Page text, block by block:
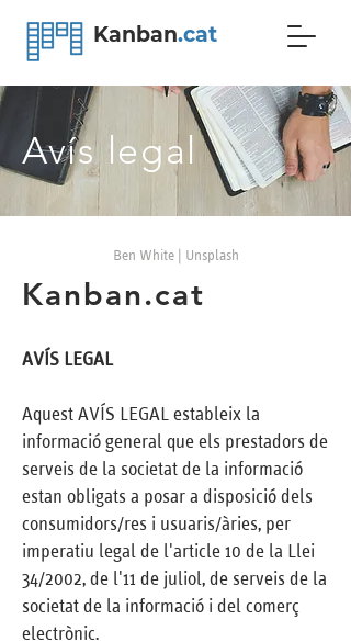
Kanban.cat
Avís legal
Ben White| Unsplash
Kanban.cat
AVÍS LEGAL
Aquest AVÍS LEGAL estableix la
informació general que els prestadors de
serveis de la societat de la informació
estan obligats a posar a disposició dels
consumidors/res i usuaris/àries, per
imperatiu legal de l'article 10 de la Llei
34/2002, de l'11 de juliol, de serveis de la
societat de la informació i del comerç
electrònic.